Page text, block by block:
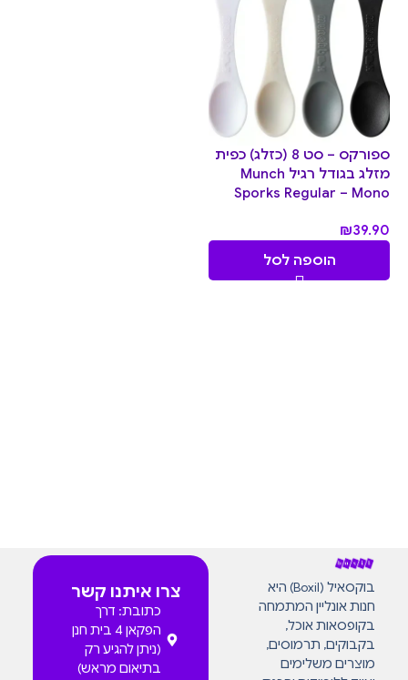
ספורקס – סט 8 (כזלג) כפית
מזלג בגודל רגיל Munch
Sporks Regular – Mono
₪39.90
הוספה לסל
בוקסאיל (Boxil) היא
חנות אונליין המתמחה
בקופסאות אוכל,
בקבוקים, תרמוסים,
מוצרים משלימים
צרו איתנו קשר
כתובת: דרך
הפקאן 4 בית חנן
(ניתן להגיע רק
בתיאום מראש)